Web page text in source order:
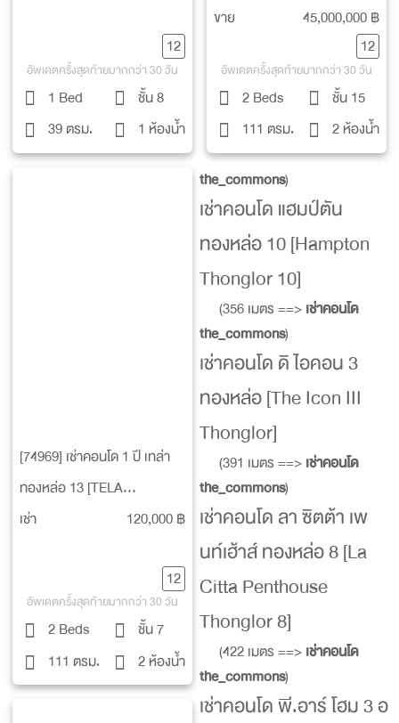
12
อัพเดตครั้งสุดท้ายมากกว่า 30 วัน
1 Bed
39 ตรม.
ชั้น 8
1 ห้องน้ำ
ขาย
45,000,000 ฿
12
อัพเดตครั้งสุดท้ายมากกว่า 30 วัน
2 Beds
111 ตรม.
ชั้น 15
2 ห้องน้ำ
[74969] เช่าคอนโด 1 ปี เทล่า
ทองหล่อ 13 [TELA
THONGLOR 13]
เช่า 120,000 ฿
12
อัพเดตครั้งสุดท้ายมากกว่า 30 วัน
2 Beds
111 ตรม.
ชั้น 7
2 ห้องน้ำ
the_commons)
เช่าคอนโด แฮมป์ตัน
ทองหล่อ 10 [Hampton
Thonglor 10]
(356 เมตร ==>เช่าคอนโด
the_commons)
เช่าคอนโด ดิ ไอคอน 3
ทองหล่อ [The Icon III
Thonglor]
(391 เมตร ==>เช่าคอนโด
the_commons)
เช่าคอนโด ลา ซิตต้า เพ
นท์เฮ้าส์ ทองหล่อ 8 [La
Citta Penthouse
Thonglor 8]
(422 เมตร ==>เช่าคอนโด
the_commons)
เช่าคอนโด พี.อาร์ โฮม 3 อ